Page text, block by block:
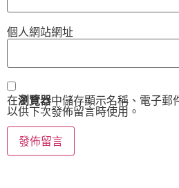
個人網站網址
在瀏覽器中儲存顯示名稱、電子郵
以供下次發佈留言時使用。